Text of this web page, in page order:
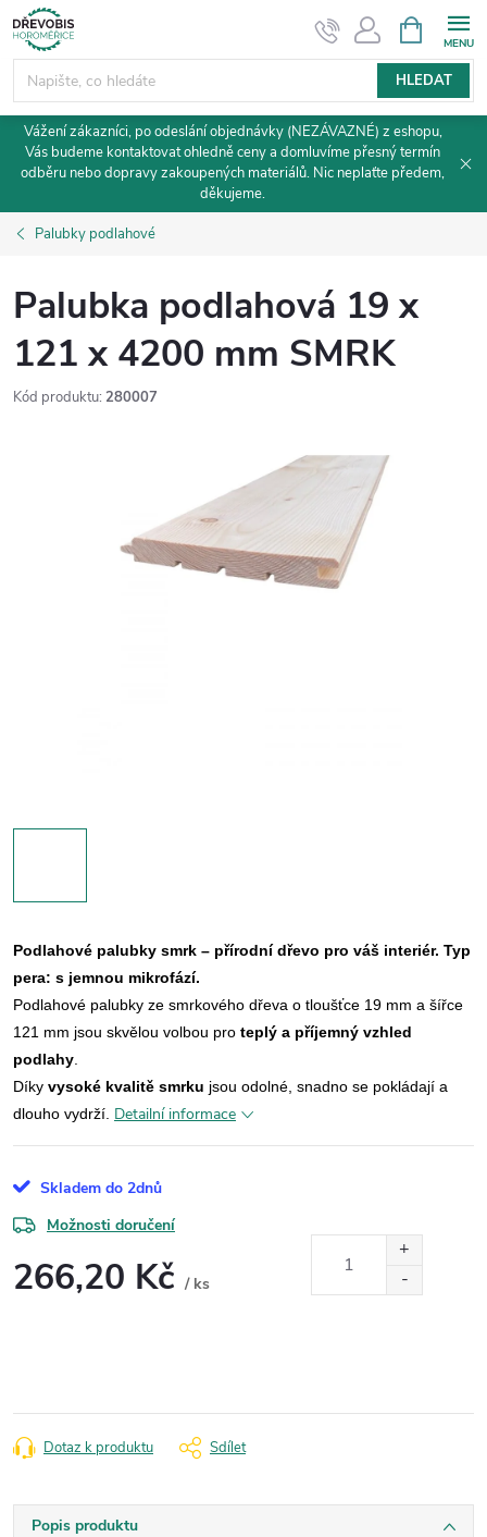
Přejít
na
obsah
HLEDAT
NÁKUPNÍ
KOŠÍK
Vážení zákazníci, po odeslání objednávky (NEZÁVAZNÉ) z eshopu,
Vás budeme kontaktovat ohledně ceny a domluvíme přesný termín
odběru nebo dopravy zakoupených materiálů. Nic neplaťte předem,
děkujeme.
Palubky podlahové
Palubka podlahová 19 x
121 x 4200 mm SMRK
Kód produktu: 280007
Podlahové palubky smrk – přírodní dřevo pro váš interiér. Typ
pera: s jemnou mikrofází.
Podlahové palubky ze smrkového dřeva o tloušťce 19 mm a šířce
121 mm jsou skvělou volbou pro teplý a příjemný vzhled
podlahy
Díky vysoké kvalitě smrku jsou odolné, snadno se pokládají a
dlouho vydrží. Detailní informace
Skladem do 2dnů
Možnosti doručení
266,20 Kč / ks
Dotaz k produktu Sdílet
Popis produktu